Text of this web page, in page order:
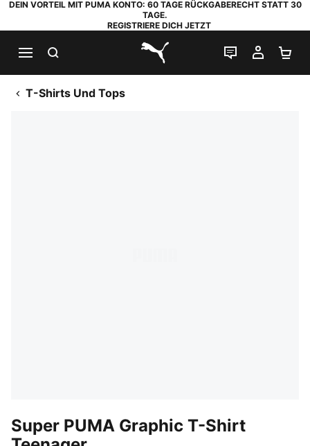
DEIN VORTEIL MIT PUMA KONTO: 60 TAGE RÜCKGABERECHT STATT 30
TAGE.
REGISTRIERE DICH JETZT
PUMA.com
LIVE-CHAT
MEIN
T-Shirts Und Tops
Super PUMA Graphic T-Shirt